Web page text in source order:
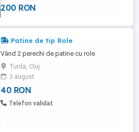
200 RON
Patine de tip Role
Vând 2 perechi de patine cu role
Turda, Cluj
3 august
40 RON
Telefon validat